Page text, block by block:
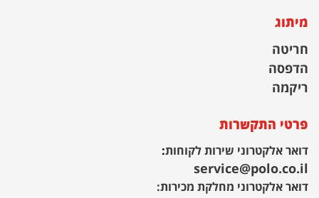
מיתוג
חריטה
הדפסה
ריקמה
פרטי התקשרות
דואר אלקטרוני שירות לקוחות:
service@polo.co.il
דואר אלקטרוני מחלקת מכירות: